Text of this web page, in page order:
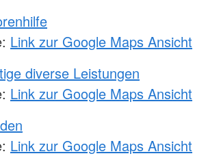
Link zur Google Maps Ansicht
diverse Leistungen
Link zur Google Maps Ansicht
Link zur Google Maps Ansicht